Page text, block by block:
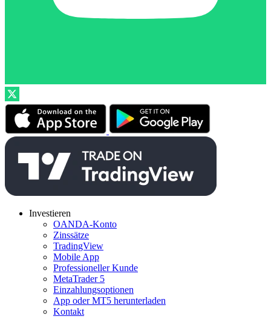
Investieren
OANDA-Konto
Zinssätze
TradingView
Mobile App
Professioneller Kunde
MetaTrader 5
Einzahlungsoptionen
App oder MT5 herunterladen
Kontakt